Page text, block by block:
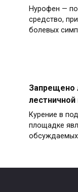
Нурофен —
средство,
болевых
Запрещено
Курение в
площадке